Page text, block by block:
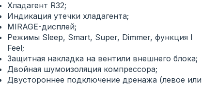
Хладагент R32;
Индикация утечки хладагента;
MIRAGE-дисплей;
Режимы Sleep, Smart, Super, Dimmer, функция I
Feel;
Защитная накладка на вентили внешнего блока;
Двойная шумоизоляция компрессора;
Двустороннее подключение дренажа (левое или